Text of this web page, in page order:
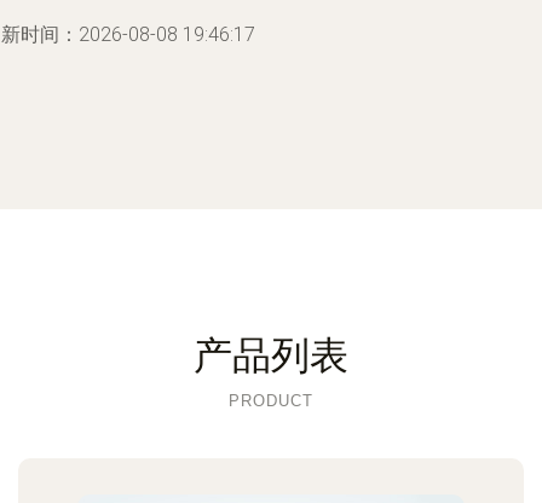
时间：2026-08-08 19:46:17
产品列表
PRODUCT